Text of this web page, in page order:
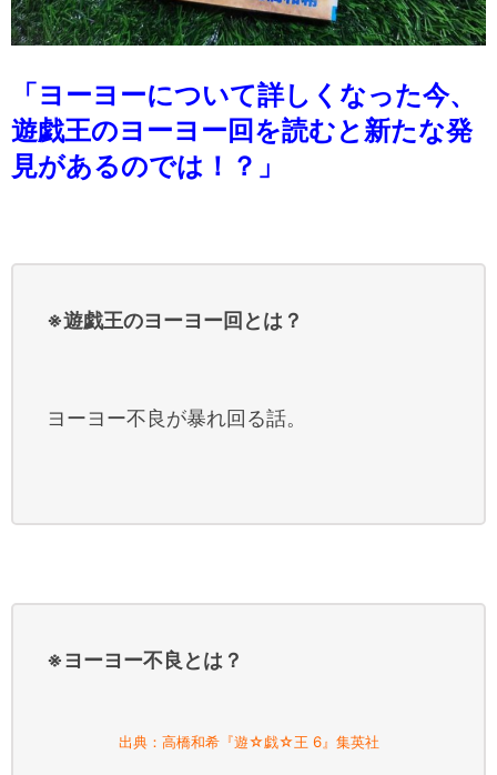
「ヨーヨーについて詳しくなった今、
遊戯王のヨーヨー回を読むと新たな発
見があるのでは！？」
※遊戯王のヨーヨー回とは？
ヨーヨー不良が暴れ回る話。
※ヨーヨー不良とは？
出典：高橋和希『遊☆戯☆王 6』集英社